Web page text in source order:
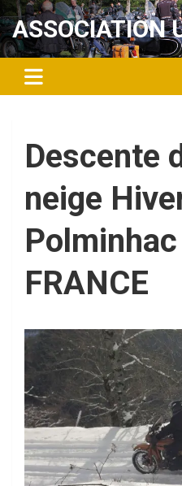
Aller
au
contenu
ASSOCIATION
Descente
neige
FRANCE